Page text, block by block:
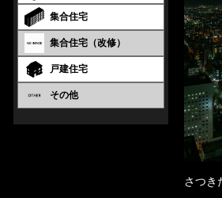
集合住宅
集合住宅（改修）
戸建住宅
その他
さつき